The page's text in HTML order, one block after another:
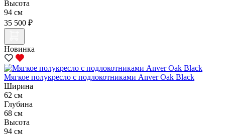
Высота
94 см
35 500 ₽
Новинка
Мягкое полукресло с подлокотниками Anver Oak Black
Ширина
62 см
Глубина
68 см
Высота
94 см